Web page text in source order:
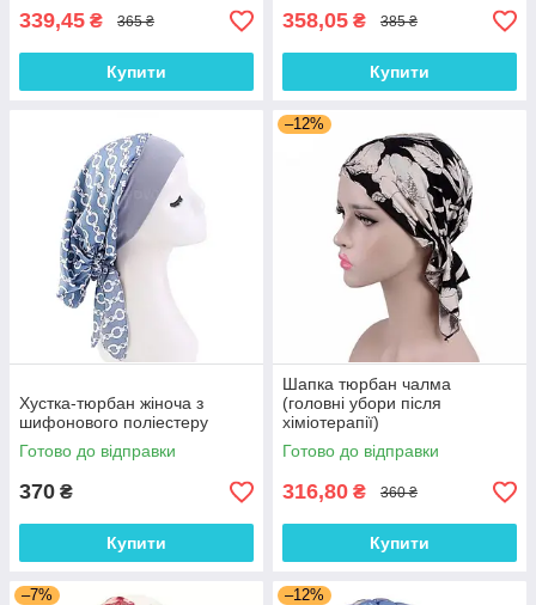
339,45 ₴ 365 ₴
Купити
358,05 ₴ 385 ₴
Купити
Хустка-тюрбан жіноча з
шифонового поліестеру
Готово до відправки
370 ₴
Купити
–12%
Шапка тюрбан чалма
(головні убори після
хіміотерапії)
Готово до відправки
316,80 ₴ 360 ₴
Купити
–7% –12%